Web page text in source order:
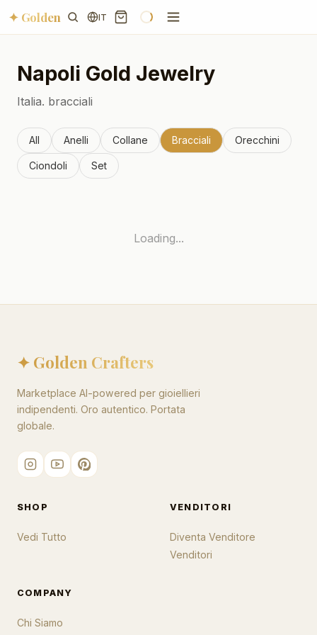
✦ Golden IT
Napoli Gold Jewelry
Italia. bracciali
All Anelli Collane Bracciali Orecchini
Ciondoli Set
Loading...
✦ Golden Crafters
Marketplace AI-powered per gioiellieri
indipendenti. Oro autentico. Portata
globale.
SHOP
Vedi Tutto
VENDITORI
Diventa Venditore
Venditori
COMPANY
Chi Siamo